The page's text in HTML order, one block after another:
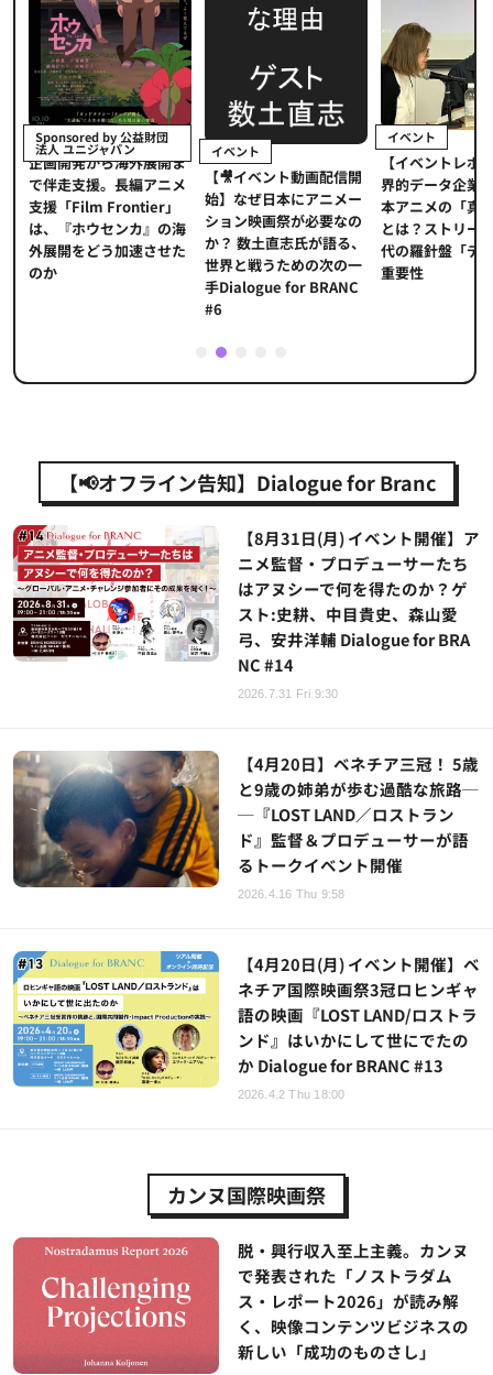
Sponsored by 公益財団
法人 ユニジャパン
企画開発から海外展開ま
で伴走支援。長編アニメ
支援「Film Frontier」
は、『ホウセンカ』の海
外展開をどう加速させた
のか
イベント
【🎥イベント動画配信開
始】なぜ日本にアニメー
ション映画祭が必要なの
か？ 数土直志氏が語る、
世界と戦うための次の一
手Dialogue for BRANC
#6
イベント
【イベントレポ
界的データ企業
本アニメの「真
とは？ストリー
代の羅針盤「デ
重要性
2
【📢オフライン告知】Dialogue for Branc
【8月31日(月) イベント開催】ア
ニメ監督・プロデューサーたち
はアヌシーで何を得たのか？ゲ
スト:史耕、中目貴史、森山愛
弓、安井洋輔 Dialogue for BRA
NC #14
2026.7.31 Fri 9:30
【4月20日】ベネチア三冠！ 5歳
と9歳の姉弟が歩む過酷な旅路─
─『LOST LAND／ロストラン
ド』監督＆プロデューサーが語
るトークイベント開催
2026.4.16 Thu 9:58
【4月20日(月) イベント開催】ベ
ネチア国際映画祭3冠ロヒンギャ
語の映画『LOST LAND/ロストラ
ンド』はいかにして世にでたの
か Dialogue for BRANC #13
2026.4.2 Thu 18:00
カンヌ国際映画祭
脱・興行収入至上主義。カンヌ
で発表された「ノストラダム
ス・レポート2026」が読み解
く、映像コンテンツビジネスの
新しい「成功のものさし」